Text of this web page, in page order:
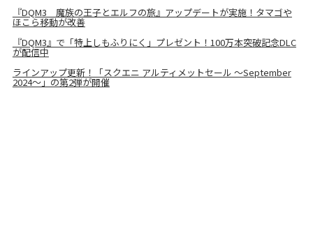
『DQM3 魔族の王子とエルフの旅』アップデートが実施！タマゴや
ほこら移動が改善
『DQM3』で「特上しもふりにく」プレゼント！100万本突破記念DLC
が配信中
ラインアップ更新！「スクエニ アルティメットセール ～September
2024～」の第2弾が開催